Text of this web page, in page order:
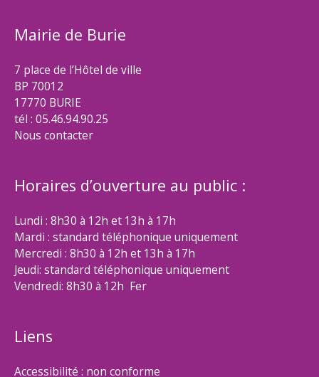
Mairie de Burie
7 place de l’Hôtel de ville
BP 70012
17770 BURIE
tél : 05.46.94.90.25
Nous contacter
Horaires d’ouverture au public :
Lundi : 8h30 à 12h et 13h à 17h
Mardi : standard téléphonique uniquement
Mercredi : 8h30 à 12h et 13h à 17h
Jeudi: standard téléphonique uniquement
Vendredi: 8h30 à 12h Fer
Liens
Accessibilité : non conforme